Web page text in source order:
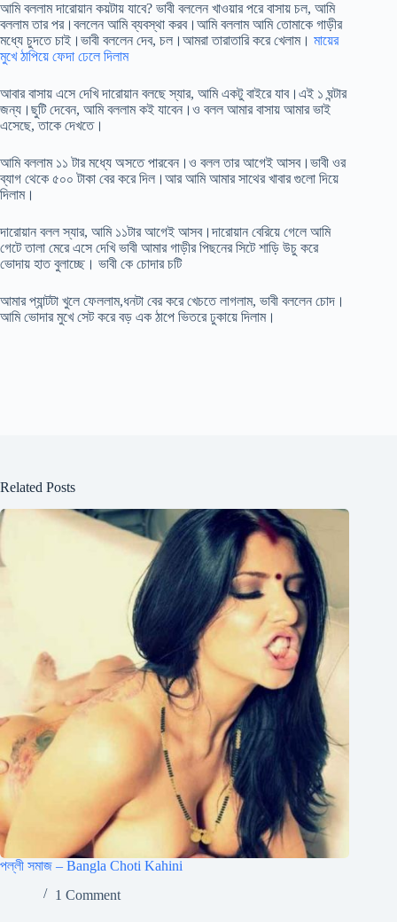
আমি বললাম দারোয়ান কয়টায় যাবে? ভাবী বললেন খাওয়ার পরে বাসায় চল, আমি
বললাম তার পর।বললেন আমি ব্যবস্থা করব।আমি বললাম আমি তোমাকে গাড়ীর
মধ্যে চুদতে চাই।ভাবী বললেন দেব, চল।আমরা তারাতারি করে খেলাম। মায়ের
মুখে ঠাপিয়ে ফেদা ঢেলে দিলাম
আবার বাসায় এসে দেখি দারোয়ান বলছে স্যার, আমি একটু বাইরে যাব।এই ১ ঘন্টার
জন্য।ছুটি দেবেন, আমি বললাম কই যাবেন।ও বলল আমার বাসায় আমার ভাই
এসেছে, তাকে দেখতে।
আমি বললাম ১১ টার মধ্যে অসতে পারবেন।ও বলল তার আগেই আসব।ভাবী ওর
ব্যাগ থেকে ৫০০ টাকা বের করে দিল।আর আমি আমার সাথের খাবার গুলো দিয়ে
দিলাম।
দারোয়ান বলল স্যার, আমি ১১টার আগেই আসব।দারোয়ান বেরিয়ে গেলে আমি
গেটে তালা মেরে এসে দেখি ভাবী আমার গাড়ীর পিছনের সিটে শাড়ি উচু করে
ভোদায় হাত বুলাচ্ছে। ভাবী কে চোদার চটি
আমার প্যান্টটা খুলে ফেললাম,ধনটা বের করে খেচতে লাগলাম, ভাবী বললেন চোদ।
আমি ভোদার মুখে সেট করে বড় এক ঠাপে ভিতরে ঢুকায়ে দিলাম।
Related Posts
পল্লী সমাজ – Bangla Choti Kahini
1 Comment